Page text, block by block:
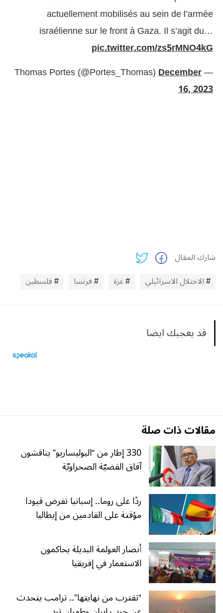
actuellement mobilisés au sein de l’armée
israélienne sur le front à Gaza. Il s’agit du…
pic.twitter.com/zs5rMNO4kG
— Thomas Portes (@Portes_Thomas)
December
16, 2023
شارك المقال
الاحتلال الاسرائيلي
غزة فرنسا فلسطين
قد يعجبك ايضا
مقالات ذات صلة
330 إطار من “البوليساريو” يناقشون
آفاق القضيّة الصحراويّة
ردًا على روما.. إسبانيا تفرض قيودا
مؤقتة على القادمين من إيطاليا
أنصار العولمة البديلة يحاكمون
الاستعمار في إفريقيا
“تقترب من نهايتها”.. ترامب يتحدث